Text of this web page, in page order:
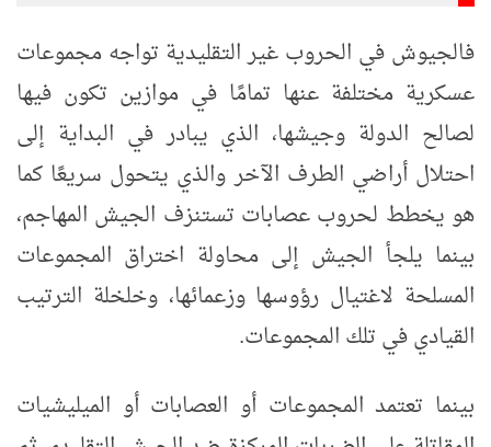
فالجيوش في الحروب غير التقليدية تواجه مجموعات
عسكرية مختلفة عنها تمامًا في موازين تكون فيها
لصالح الدولة وجيشها، الذي يبادر في البداية إلى
احتلال أراضي الطرف الآخر والذي يتحول سريعًا كما
هو يخطط لحروب عصابات تستنزف الجيش المهاجم،
بينما يلجأ الجيش إلى محاولة اختراق المجموعات
المسلحة لاغتيال رؤوسها وزعمائها، وخلخلة الترتيب
القيادي في تلك المجموعات.
بينما تعتمد المجموعات أو العصابات أو الميليشيات